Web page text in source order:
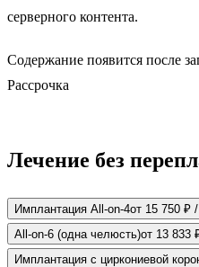
серверного контента.
Содержание появится после
Рассрочка
Лечение без
Имплантация All-on-4от 15 750 ₽ /
All-on-6 (одна челюсть)от 13 833
Имплантация с циркониевой